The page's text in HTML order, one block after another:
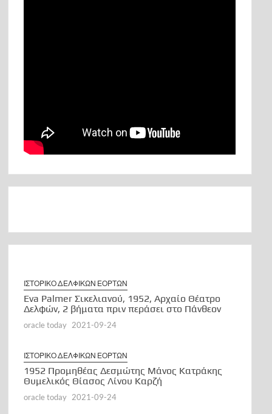
ΙΣΤΟΡΙΚΟ ΔΕΛΦΙΚΩΝ ΕΟΡΤΩΝ
Eva Palmer Σικελιανού, 1952, Αρχαίο Θέατρο
Δελφών, 2 βήματα πριν περάσει στο Πάνθεον
oracle today 2021-09-24
ΙΣΤΟΡΙΚΟ ΔΕΛΦΙΚΩΝ ΕΟΡΤΩΝ
1952 Προμηθέας Δεσμώτης Μάνος Κατράκης
Θυμελικός Θίασος Λίνου Καρζή
oracle today 2021-09-24